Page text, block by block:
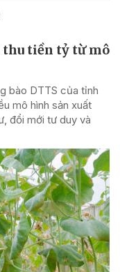
thu tiền tỷ từ mô
bào DTTS của tỉnh
mô hình sản xuất
đổi mới tư duy và